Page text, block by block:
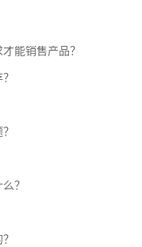
能销售产品？
？